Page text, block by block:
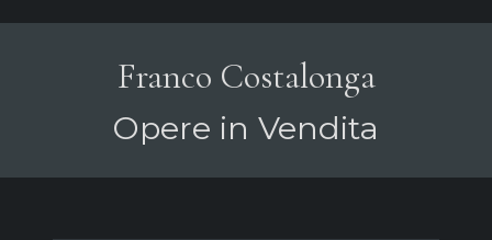
Franco Costalonga
Opere in Vendita